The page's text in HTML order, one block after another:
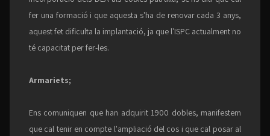
fer una formació i que aquesta s'ha de renovar cada 3 anys,
aquest fet dificulta la implantació, ja que l'ISPC actualment no
té capacitat per fer-les.
Armariets;
Ens comuniquen que han adquirit 1900 dobles, manifestem
que cal tenir en compte l'ampliació del cos i que cal posar al